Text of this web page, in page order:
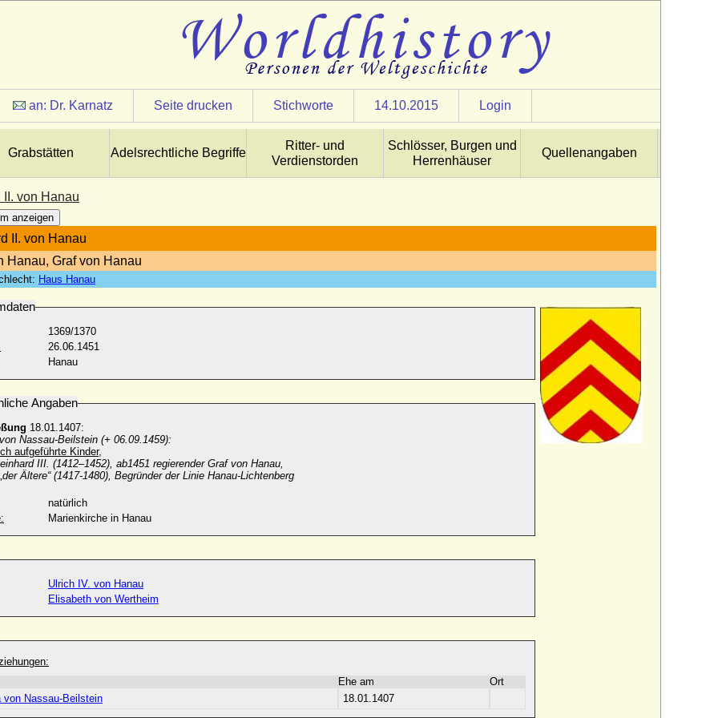
an: Dr. Karnatz Seite drucken Stichworte 14.10.2015 Login
Grabstätten Adelsrechtliche Begriffe
Ritter- und
Verdienstorden
Schlösser, Burgen und
Herrenhäuser
Quellenangaben
II. von Hanau
anzeigen
II. von Hanau
Hanau, Graf von Hanau
Haus Hanau
1369/1370
26.06.1451
Hanau
Angaben
18.01.1407:
Nassau-Beilstein (+ 06.09.1459):
aufgeführte Kinder,
III. (1412–1452), ab1451 regierender Graf von Hanau,
Ältere“(1417-1480), Begründer der Linie Hanau-Lichtenberg
natürlich
Marienkirche in Hanau
Ulrich IV. von Hanau
Elisabeth von Wertheim
Ehe am
Ort
von Nassau-Beilstein
18.01.1407